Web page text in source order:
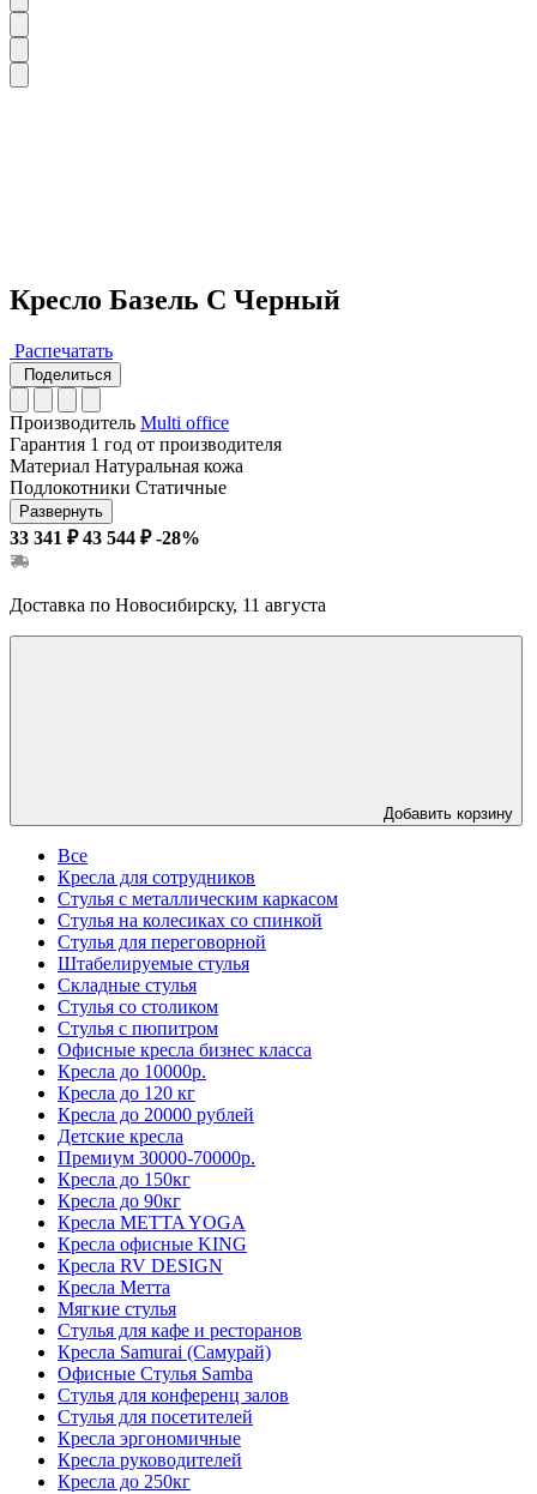
Кресло Базель С Черный
Распечатать
Поделиться
Производитель Multi office
Гарантия 1 год от производителя
Материал Натуральная кожа
Подлокотники Статичные
Развернуть
33 341 ₽ 43 544 ₽ -28%
Доставка по Новосибирску, 11 августа
Добавить корзину
Все
Кресла для сотрудников
Стулья с металлическим каркасом
Стулья на колесиках со спинкой
Стулья для переговорной
Штабелируемые стулья
Складные стулья
Стулья со столиком
Стулья с пюпитром
Офисные кресла бизнес класса
Кресла до 10000р.
Кресла до 120 кг
Кресла до 20000 рублей
Детские кресла
Премиум 30000-70000р.
Кресла до 150кг
Кресла до 90кг
Кресла METTA YOGA
Кресла офисные KING
Кресла RV DESIGN
Кресла Метта
Мягкие стулья
Стулья для кафе и ресторанов
Кресла Samurai (Самурай)
Офисные Стулья Samba
Стулья для конференц залов
Стулья для посетителей
Кресла эргономичные
Кресла руководителей
Кресла до 250кг